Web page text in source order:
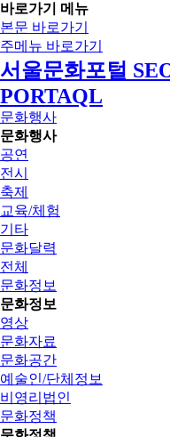
바로가기 메뉴
본문 바로가기
주메뉴 바로가기
서울문화포털
PORTAQL
문화행사
문화행사
공연
전시
축제
교육/체험
기타
문화달력
전체
문화정보
문화정보
영상
문화자료
문화공간
예술인/단체정보
비영리법인
문화정책